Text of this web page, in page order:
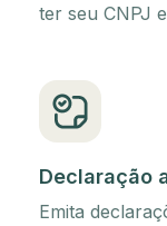
ter seu CNPJ
Declaração
Emita